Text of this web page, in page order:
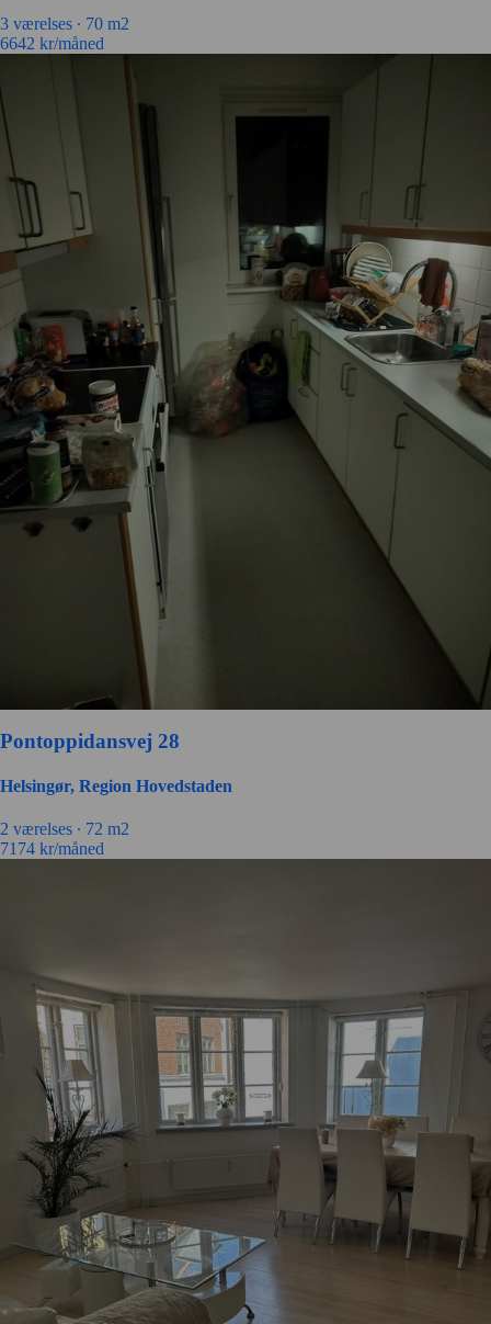
3 værelses ∙ 70 m2
6642 kr/måned
Pontoppidansvej 28
Helsingør, Region Hovedstaden
2 værelses ∙ 72 m2
7174 kr/måned